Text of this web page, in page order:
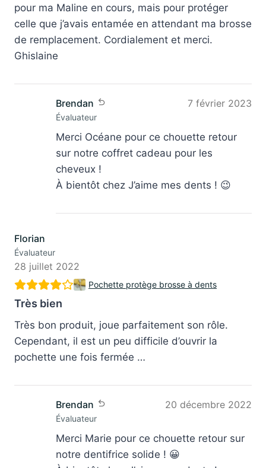
temps qu’il dure, pour l’instant je ne l’ai pas utilisé
pour ma Maline en cours, mais pour protéger
celle que j’avais entamée en attendant ma brosse
de remplacement. Cordialement et merci.
Brendan
Évaluateur
Merci Océane pour ce chouette retour
sur notre coffret cadeau pour les
cheveux !
Florian
Évaluateur
28 juillet 2022
Pochette protège brosse à dents
Très bien
Cependant, il est un peu difficile d’ouvrir la
pochette une fois fermée …
Brendan
Évaluateur
20 décembre 2022